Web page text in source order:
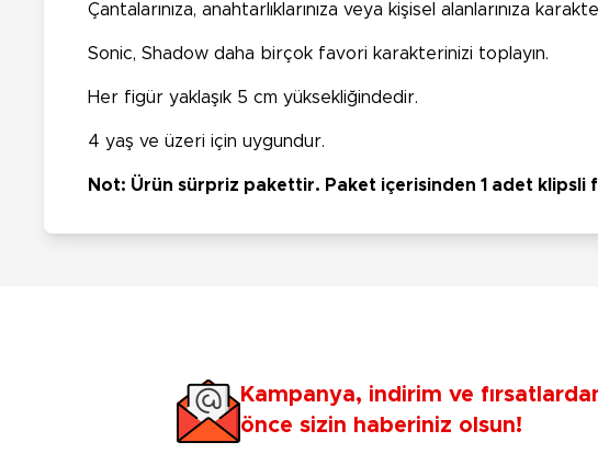
Çantalarınıza, anahtarlıklarınıza veya kişisel alanlarınıza
Sonic, Shadow daha birçok favori karakterinizi toplayın.
Her figür yaklaşık 5 cm yüksekliğindedir.
4 yaş ve üzeri için uygundur.
Not: Ürün sürpriz pakettir. Paket içerisinden 1 adet klipsli
Kampanya, indirim ve
önce sizin haberiniz olsun!